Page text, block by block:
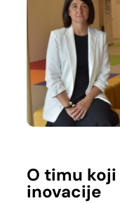
O timu
inovacije